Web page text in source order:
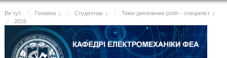
Ви тут: Головна Студентам
Теми дипломних робіт - спеціаліст
2016